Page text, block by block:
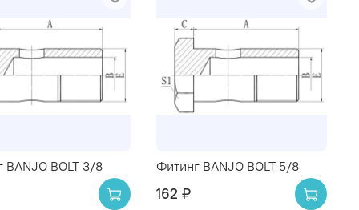
BANJO BOLT 3/8 Фитинг BANJO BOLT 5/8
162 ₽